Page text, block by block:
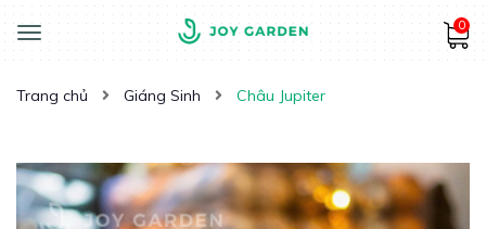
Toggle
navigation
0
Trang chủ Giáng Sinh Châu Jupiter